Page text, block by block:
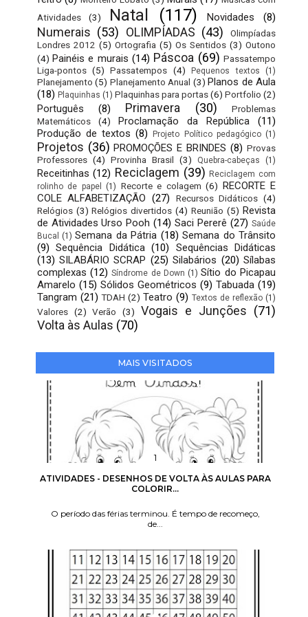
Atividades
(3) Natal (117) Novidades (8)
Numerais (53) OLIMPÍADAS (43)
Olimpíadas
Londres 2012 (5) Ortografia (5) Os Sentidos (3) Outono
(4) Painéis e murais (14) Páscoa (69) Passatempo
Liga-pontos (5) Passatempos (4) Pequenos textos (1)
Planejamento (5) Planejamento Anual (3) Planos de Aula
(18) Plaquinhas (1) Plaquinhas para portas(6) Portfolio (2)
Português (8) Primavera (30)
Problemas
Matemáticos
(4) Proclamação da República
(11)
Produção de textos (8) Projeto Político pedagógico (1)
Projetos (36) PROMOÇÕES E BRINDES (8) Provas
Professores (4) Provinha Brasil (3) Quebra-cabeças (1)
Receitinhas (12) Reciclagem (39) Reciclagem com
rolinho de papel
(1) Recorte e colagem (6)
RECORTE E
COLE ALFABETIZAÇÃO (27) Recursos Didáticos (4)
Relógios (3) Relógios divertidos (4) Reunião (5) Revista
de Atividades Urso Pooh (14) Saci Pererê (27) Saúde
Bucal
(1) Semana da Pátria (18) Semana do Trânsito
(9) Sequência Didática (10)
Sequências Didáticas
(13) SILABÁRIO SCRAP (25) Silabários (20) Sílabas
complexas (12) Síndrome de Down (1) Sítio do Picapau
Amarelo (15) Sólidos Geométricos (9) Tabuada (19)
Tangram (21) TDAH (2) Teatro (9) Textos de reflexão (1)
Valores (2) Verão (3) Vogais e Junções (71)
Volta às Aulas (70)
MAIS VISITADOS
ATIVIDADES - DESENHOS DE VOLTA ÀS AULAS PARA
COLORIR...
O período das férias terminou. É tempo de recomeço,
de...